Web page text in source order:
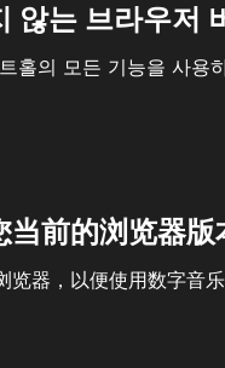
않는 브라우저
홀의 모든 기능을 사용
当前的浏览器版
览器，以便使用数字音乐